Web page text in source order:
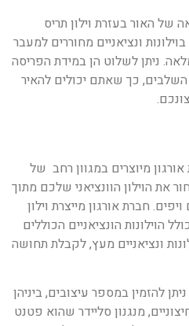
האור בעזרת וילון תריס
ונציאניים מחוררים למעבר
ניתן לשלוט הן במידת הפריסה
השלבים, כך שאתם יכולים להאיר
אורגון מיוצרים במגוון רחב של
את הוילון הוונציאני שלכם מתוך
חברת אורגון מייצרת וילון
הוילונות הונציאניים הכוללים
ונציאניים מעץ, לקבלת תחושה
להזמין במספר עיצובים, ביניהן
מנגנון סליידר שהוא פטנט